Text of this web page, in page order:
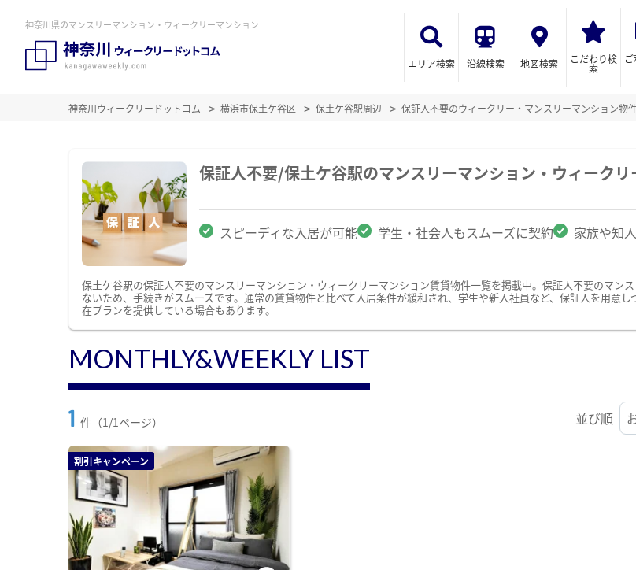
神奈川県のマンスリーマンション・ウィークリーマンション
エリア検索 沿線検索 地図検索 こだわり検
索
神奈川ウィークリードットコム 横浜市保土ケ谷区 保土ケ谷駅周辺 保証人不要のウィークリー・マンスリーマンション物
保証人不要/保土ケ谷駅のマンスリーマンション・ウィーク
スピーディな入居が可能 学生・社会人もスムーズに契約 家族や知
保土ケ谷駅の保証人不要のマンスリーマンション・ウィークリーマンション賃貸物件一覧を掲載中。保証人不要のマン
ないため、手続きがスムーズです。通常の賃貸物件と比べて入居条件が緩和され、学生や新入社員など、保証人を用意
在プランを提供している場合もあります。
MONTHLY&WEEKLY LIST
1 件（1/1ページ） 並び順
割引キャンペーン